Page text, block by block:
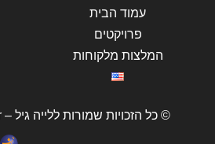
עמוד הבית
פרויקטים
המלצות מלקוחות
© כל הזכויות שמורות ללייה גיל – Interior Designer